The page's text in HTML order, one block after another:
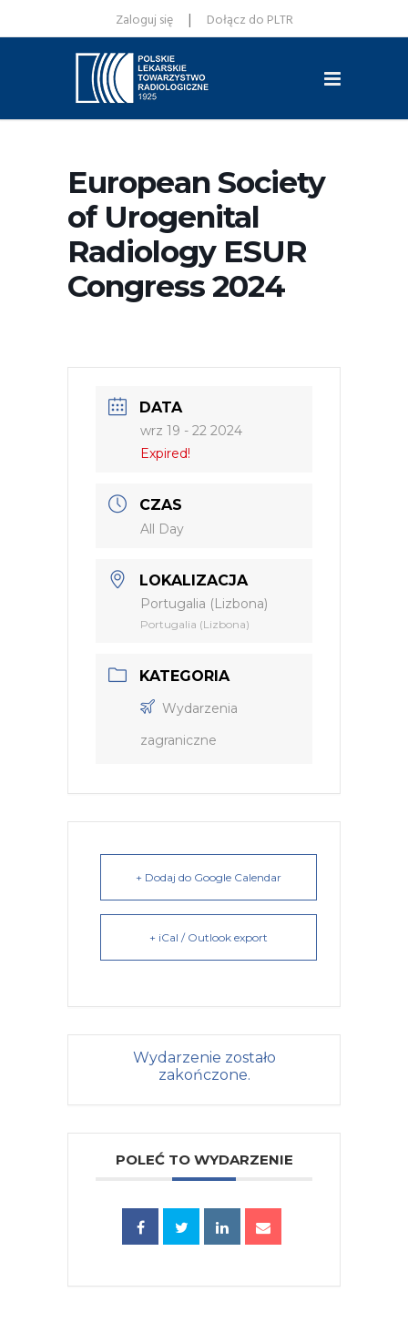
Zaloguj się | Dołącz do PLTR
European Society
of Urogenital
Radiology ESUR
Congress 2024
DATA
wrz 19 - 22 2024
Expired!
CZAS
All Day
LOKALIZACJA
Portugalia (Lizbona)
Portugalia (Lizbona)
KATEGORIA
Wydarzenia
zagraniczne
+ Dodaj do Google Calendar
+ iCal / Outlook export
Wydarzenie zostało
zakończone.
POLEĆ TO WYDARZENIE